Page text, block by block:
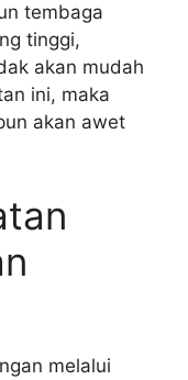
tembaga
tinggi,
akan mudah
ini, maka
akan awet
melalui